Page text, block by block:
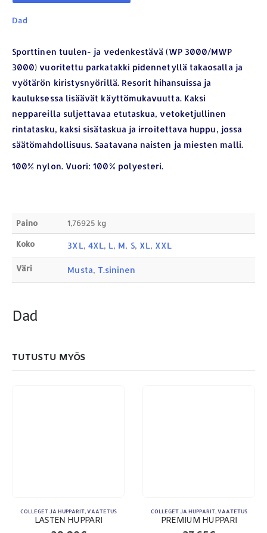
Dad
Sporttinen tuulen- ja vedenkestävä (WP 3000/MWP
3000) vuoritettu parkatakki pidennetyllä takaosalla ja
vyötärön kiristysnyörillä. Resorit hihansuissa ja
kauluksessa lisäävät käyttömukavuutta. Kaksi
neppareilla suljettavaa etutaskua, vetoketjullinen
rintatasku, kaksi sisätaskua ja irroitettava huppu, jossa
säätömahdollisuus. Saatavana naisten ja miesten malli.
100% nylon. Vuori: 100% polyesteri.
Paino 1,76925 kg
Koko 3XL, 4XL, L, M, S, XL, XXL
Väri Musta, T.sininen
Dad
TUTUSTU MYÖS
COLLEGET JA HUPPARIT, VAATETUS
LASTEN HUPPARI
COLLEGET JA HUPPARIT, VAATETUS
PREMIUM HUPPARI
YHTEYSTIEDOT
Osoite: Hikivuorenkatu 14 C 20, 33710 Tampere
Puhelin: 040-7549431
Products
search